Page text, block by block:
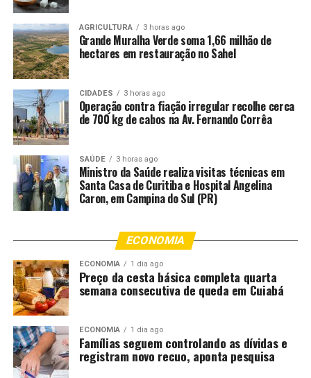
O município de Pesqueira, no Agreste pernambucano,
realiza o tradicionalCarnaval do Papangu
pelas máscaras e pelo desfile de foliões no Corredor da
Folia. A festa ocupa diversos polos culturais com frevo,
forró e pagode. Na cidade, a folia preserva a identidade
cultural local comcortejos, blocos tradicionais e
apresentações artísticas. A festa se distribui por
diferentes polos, incluindo área urbana, distritos e
comunidades indígenas, e conta com a presença do
cantorFerrugempara encerrar a noite.
Carnaval em Triunfo
movimenta o município com desfiles de personagens
mascarados e apresentações musicais em polos como o
Pátio de Eventos e o Polo Gastronômico. A festa
mantém a tradição dosblocos de rua, característica
marcante do município.
É o Carnaval de Pernambuco 2026, com festa do litoral
ao Sertão.
AGRICULTURA 3 horas ago
Grande Muralha Verde soma 1,66 milhão de
hectares em restauração no Sahel
CIDADES 3 horas ago
Operação contra fiação irregular recolhe cerca
de 700 kg de cabos na Av. Fernando Corrêa
SAÚDE 3 horas ago
Ministro da Saúde realiza visitas técnicas em
Santa Casa de Curitiba e Hospital Angelina
Caron, em Campina do Sul (PR)
ECONOMIA
ECONOMIA 1 dia ago
Preço da cesta básica completa quarta
semana consecutiva de queda em Cuiabá
ECONOMIA 1 dia ago
Famílias seguem controlando as dívidas e
registram novo recuo, aponta pesquisa